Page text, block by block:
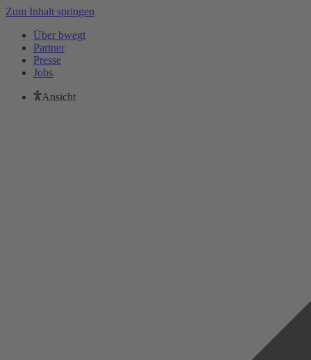
Zum Inhalt springen
Über bwegt
Partner
Presse
Jobs
Ansicht